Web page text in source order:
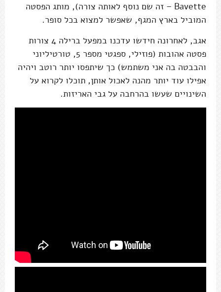
Bavette – זה שם נוסף לאותה צורה), מותג הפסטה
המוביל בארץ המגף, שאפשר למצוא בכל סופר.
אגב, לאחרונה חידשו עדכנו במפעל ברילה 4 צורות
פסטה אהובות (פוזילי, ספגטי מספר 5, טורטיליוני
והבבטה בה אני משתמש) כך שיתפסו יותר רוטב ויהיה
אפילו עוד יותר מהנה לאכול אותן, תוכלו לקרוא על
השינויים שעשו בהרחבה על גבי האריזות.